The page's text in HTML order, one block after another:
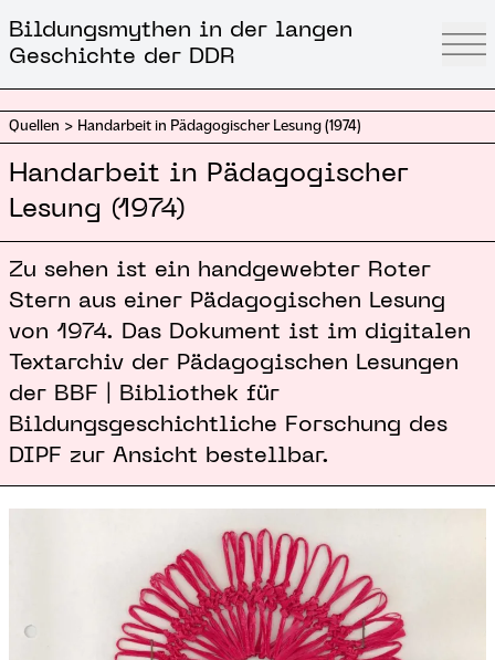
Bildungsmythen in der langen
Geschichte der DDR
Quellen > Handarbeit in Pädagogischer Lesung (1974)
Handarbeit in Pädagogischer
Lesung (1974)
Zu sehen ist ein handgewebter Roter
Stern aus einer Pädagogischen Lesung
von 1974. Das Dokument ist im digitalen
Textarchiv der Pädagogischen Lesungen
der BBF | Bibliothek für
Bildungsgeschichtliche Forschung des
DIPF zur Ansicht bestellbar.